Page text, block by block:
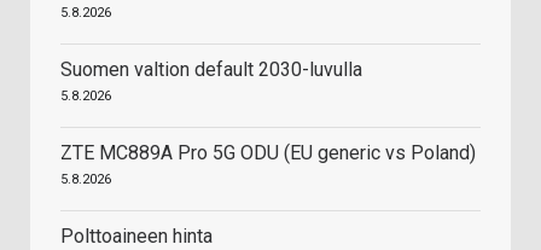
5.8.2026
Suomen valtion default 2030-luvulla
5.8.2026
ZTE MC889A Pro 5G ODU (EU generic vs Poland)
5.8.2026
Polttoaineen hinta